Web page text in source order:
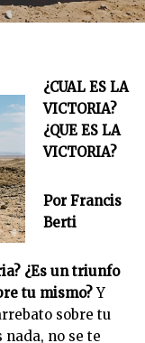
¿CUAL ES LA
VICTORIA?
¿QUE ES LA
VICTORIA?
Por Francis
Berti
¿Es un triunfo
tu mismo?Y
sobre tu
no se te